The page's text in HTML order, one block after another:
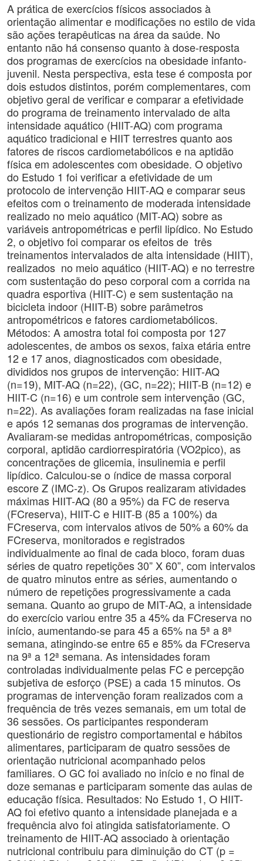
A prática de exercícios físicos associados à
orientação alimentar e modificações no estilo de vida
são ações terapêuticas na área da saúde. No
entanto não há consenso quanto à dose-resposta
dos programas de exercícios na obesidade infanto-
juvenil. Nesta perspectiva, esta tese é composta por
dois estudos distintos, porém complementares, com
objetivo geral de verificar e comparar a efetividade
do programa de treinamento intervalado de alta
intensidade aquático (HIIT-AQ) com programa
aquático tradicional e HIIT terrestres quanto aos
fatores de riscos cardiometabólicos e na aptidão
física em adolescentes com obesidade. O objetivo
do Estudo 1 foi verificar a efetividade de um
protocolo de intervenção HIIT-AQ e comparar seus
efeitos com o treinamento de moderada intensidade
realizado no meio aquático (MIT-AQ) sobre as
variáveis antropométricas e perfil lipídico. No Estudo
2, o objetivo foi comparar os efeitos de três
treinamentos intervalados de alta intensidade (HIIT),
realizados no meio aquático (HIIT-AQ) e no terrestre
com sustentação do peso corporal com a corrida na
quadra esportiva (HIIT-C) e sem sustentação na
bicicleta indoor (HIIT-B) sobre parâmetros
antropométricos e fatores cardiometabólicos.
Métodos: A amostra total foi composta por 127
adolescentes, de ambos os sexos, faixa etária entre
12 e 17 anos, diagnosticados com obesidade,
divididos nos grupos de intervenção: HIIT-AQ
(n=19), MIT-AQ (n=22), (GC, n=22); HIIT-B (n=12) e
HIIT-C (n=16) e um controle sem intervenção (GC,
n=22). As avaliações foram realizadas na fase inicial
e após 12 semanas dos programas de intervenção.
Avaliaram-se medidas antropométricas, composição
corporal, aptidão cardiorrespiratória (VO2pico), as
concentrações de glicemia, insulinemia e perfil
lipídico. Calculou-se o índice de massa corporal
escore Z (IMC-z). Os Grupos realizaram atividades
máximas HIIT-AQ (80 a 95%) da FC de reserva
(FCreserva), HIIT-C e HIIT-B (85 a 100%) da
FCreserva, com intervalos ativos de 50% a 60% da
FCreserva, monitorados e registrados
individualmente ao final de cada bloco, foram duas
séries de quatro repetições 30” X 60”, com intervalos
de quatro minutos entre as séries, aumentando o
número de repetições progressivamente a cada
semana. Quanto ao grupo de MIT-AQ, a intensidade
do exercício variou entre 35 a 45% da FCreserva no
início, aumentando-se para 45 a 65% na 5ª a 8ª
semana, atingindo-se entre 65 e 85% da FCreserva
na 9ª a 12ª semana. As intensidades foram
controladas individualmente pelas FC e percepção
subjetiva de esforço (PSE) a cada 15 minutos. Os
programas de intervenção foram realizados com a
frequência de três vezes semanais, em um total de
36 sessões. Os participantes responderam
questionário de registro comportamental e hábitos
alimentares, participaram de quatro sessões de
orientação nutricional acompanhado pelos
familiares. O GC foi avaliado no início e no final de
doze semanas e participaram somente das aulas de
educação física. Resultados: No Estudo 1, O HIIT-
AQ foi efetivo quanto a intensidade planejada e a
frequência alvo foi atingida satisfatoriamente. O
treinamento de HIIT-AQ associado à orientação
nutricional contribuiu para diminuição do CT (p =